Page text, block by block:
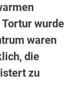
wurde
waren
die
zu